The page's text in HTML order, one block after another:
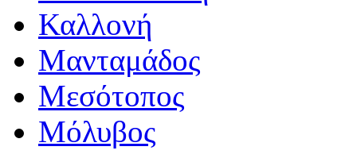
Καλλονή
Μανταμάδος
Μεσότοπος
Μόλυβος